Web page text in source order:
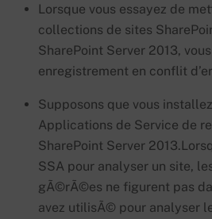
Lorsque vous essayez de
collections de sites
SharePoint Server 2013,
enregistrement en conflit
Supposons que vous
Applications de Service de
SharePoint Server 2013.
SSA pour analyser un site,
gÃ©rÃ©es ne figurent pas
avez utilisÃ© pour analyser